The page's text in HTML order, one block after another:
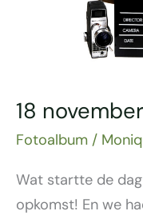
18
Fotoalbum /
Wat startte de
opkomst! En we